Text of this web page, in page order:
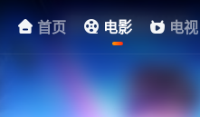
首页 电影 电视